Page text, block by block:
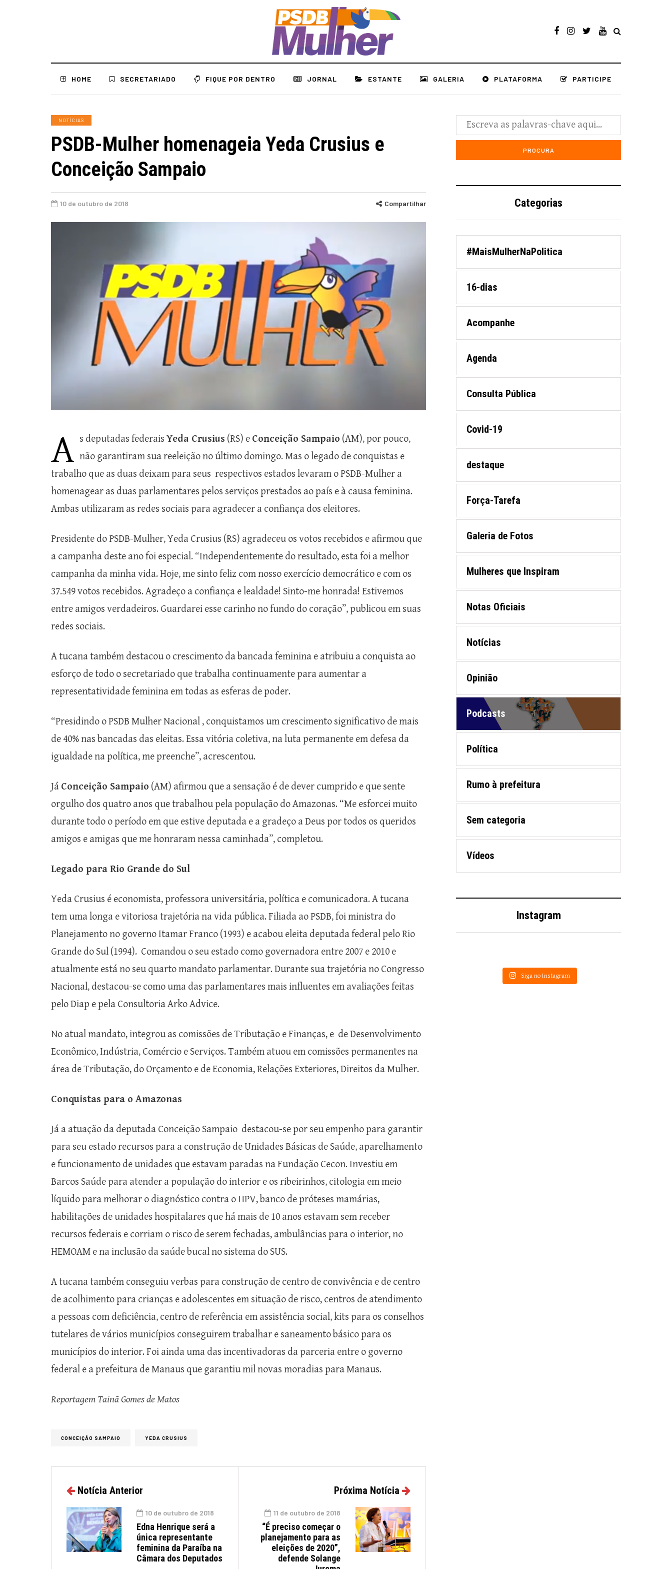
HOME SECRETARIADO FIQUE POR DENTRO JORNAL ESTANTE GALERIA PLATAFORMA PARTICIPE
NOTÍCIAS
PSDB-Mulher homenageia Yeda Crusius e
Conceição Sampaio
10 de outubro de 2018 Compartilhar
A s deputadas federais Yeda Crusius (RS) e Conceição Sampaio (AM), por pouco,
não garantiram sua reeleição no último domingo. Mas o legado de conquistas e
trabalho que as duas deixam para seus respectivos estados levaram o PSDB-Mulher a
homenagear as duas parlamentares pelos serviços prestados ao país e à causa feminina.
Ambas utilizaram as redes sociais para agradecer a confiança dos eleitores.
Presidente do PSDB-Mulher, Yeda Crusius (RS) agradeceu os votos recebidos e afirmou que
a campanha deste ano foi especial. “Independentemente do resultado, esta foi a melhor
campanha da minha vida. Hoje, me sinto feliz com nosso exercício democrático e com os
37.549 votos recebidos. Agradeço a confiança e lealdade! Sinto-me honrada! Estivemos
entre amigos verdadeiros. Guardarei esse carinho no fundo do coração”, publicou em suas
redes sociais.
A tucana também destacou o crescimento da bancada feminina e atribuiu a conquista ao
esforço de todo o secretariado que trabalha continuamente para aumentar a
representatividade feminina em todas as esferas de poder.
“Presidindo o PSDB Mulher Nacional , conquistamos um crescimento significativo de mais
de 40% nas bancadas das eleitas. Essa vitória coletiva, na luta permanente em defesa da
igualdade na política, me preenche”, acrescentou.
Já Conceição Sampaio (AM) afirmou que a sensação é de dever cumprido e que sente
orgulho dos quatro anos que trabalhou pela população do Amazonas. “Me esforcei muito
durante todo o período em que estive deputada e a gradeço a Deus por todos os queridos
amigos e amigas que me honraram nessa caminhada”, completou.
Legado para Rio Grande do Sul
Yeda Crusius é economista, professora universitária, política e comunicadora. A tucana
tem uma longa e vitoriosa trajetória na vida pública. Filiada ao PSDB, foi ministra do
Planejamento no governo Itamar Franco (1993) e acabou eleita deputada federal pelo Rio
Grande do Sul (1994). Comandou o seu estado como governadora entre 2007 e 2010 e
atualmente está no seu quarto mandato parlamentar. Durante sua trajetória no Congresso
Nacional, destacou-se como uma das parlamentares mais influentes em avaliações feitas
pelo Diap e pela Consultoria Arko Advice.
No atual mandato, integrou as comissões de Tributação e Finanças, e de Desenvolvimento
Econômico, Indústria, Comércio e Serviços. Também atuou em comissões permanentes na
área de Tributação, do Orçamento e de Economia, Relações Exteriores, Direitos da Mulher.
Conquistas para o Amazonas
Já a atuação da deputada Conceição Sampaio destacou-se por seu empenho para garantir
para seu estado recursos para a construção de Unidades Básicas de Saúde, aparelhamento
e funcionamento de unidades que estavam paradas na Fundação Cecon. Investiu em
Barcos Saúde para atender a população do interior e os ribeirinhos, citologia em meio
líquido para melhorar o diagnóstico contra o HPV, banco de próteses mamárias,
habilitações de unidades hospitalares que há mais de 10 anos estavam sem receber
recursos federais e corriam o risco de serem fechadas, ambulâncias para o interior, no
HEMOAM e na inclusão da saúde bucal no sistema do SUS.
A tucana também conseguiu verbas para construção de centro de convivência e de centro
de acolhimento para crianças e adolescentes em situação de risco, centros de atendimento
a pessoas com deficiência, centro de referência em assistência social, kits para os conselhos
tutelares de vários municípios conseguirem trabalhar e saneamento básico para os
municípios do interior. Foi ainda uma das incentivadoras da parceria entre o governo
federal e a prefeitura de Manaus que garantiu mil novas moradias para Manaus.
Reportagem Tainã Gomes de Matos
CONCEIÇÃO SAMPAIO YEDA CRUSIUS
Categorias
#MaisMulherNaPolitica
16-dias
Acompanhe
Agenda
Consulta Pública
Covid-19
destaque
Força-Tarefa
Galeria de Fotos
Mulheres que Inspiram
Notas Oficiais
Notícias
Opinião
Podcasts
Política
Rumo à prefeitura
Sem categoria
Vídeos
Instagram
Siga no Instagram
Notícia Anterior
10 de outubro de 2018
Edna Henrique será a
única representante
feminina da Paraíba na
Câmara dos Deputados
Próxima Notícia
11 de outubro de 2018
“É preciso começar o
planejamento para as
eleições de 2020”,
defende Solange